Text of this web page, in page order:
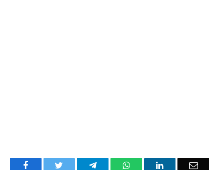
Facebook TelegramWhatsAppLinkedIn Email